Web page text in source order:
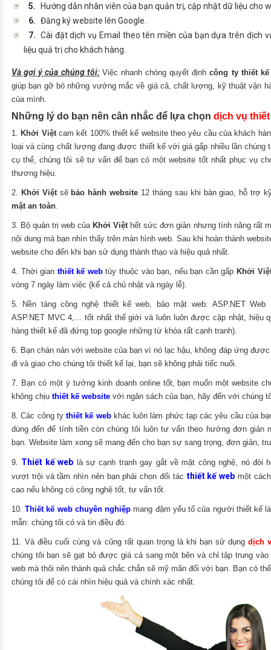
5.
Hướng dẫn nhân viên của bạn quản trị, cập nhật dữ liệu cho
6. Đăng ký website lên Google.
7. Cài đặt dịch vụ Email theo tên miền của bạn dựa trên dịch
liệu quả trị cho khách hàng.
Và gợi ý của chúng tôi: Việc nhanh chóng quyết địnhcông ty thiết kế
giúp bạn gỡ bỏ những vướng mắc về giá cả, chất lượng, kỹ thuật vận
của mình.
Những lý do bạn nên cân nhắc để lựa chọn dịch vụ
1. Khởi Việt cam kết 100% thiết kế website theo yêu cầucủa khách
loại và cùng chất lượng đang được thiết kế với giá gấp nhiều lần chúng
cụ thể, chúng tôi sẽ tư vấn để bạn có một website tốt nhất phục vụ
thương hiệu.
2. Khởi Việtsẽ bảo hành website 12 tháng sau khi bàn giao, hỗ trợ
mật an toàn.
3. Bộ quản trị web của Khởi Việthết sức đơn giản nhưng tính năng rất
nội dung mà bạn nhìn thấy trên màn hình web. Sau khi hoàn thành
website cho đến khi bạn sử dụng thành thạo và hiệu quả nhất.
4. Thời gian thiết kế webtùy thuộc vào bạn, nếu bạn cần gấp Khởi
vòng 7 ngày làm việc (kể cả chủ nhật và ngày lễ).
5. Nền tảng công nghệ thiết kế web, bảo mật web: ASP.NET Web
ASP.NET MVC 4,... tốt nhất thế giới và luôn luôn được cập nhật, hiệu
hàng thiết kế đã đứng top google những từ khóa rất cạnh tranh).
6. Bạn chán nản với website của bạn vì nó lạc hậu, không đáp ứng
đi và giao cho chúng tôi thiết kế lại, bạn sẽ không phải tiếc nuối.
7. Bạn có một ý tưởng kinh doanh online tốt, bạn muốn một website
không chịu thiết kế website với ngân sách của bạn, hãy đến với chúng
8. Các công tythiết kế webkhác luôn làm phức tạp các yêu cầu của
dùng đến để tính tiền còn chúng tôi luôn tư vấn theo hướng đơn giản
bạn. Website làm xong sẽ mang đến cho bạn sự sang trọng, đơn giản,
9. Thiết kế web là sự cạnh tranh gay gắt về mặt công nghệ, nó đòi
vượt trội và tầm nhìn nên bạn phải chọn đối tác thiết kế web một
cao nếu không có công nghệ tốt, tư vấn tốt.
10.Thiết kế web chuyên nghiệp mang đậm yếu tố của người thiết kế
mẫn: chúng tôi có và tin điều đó.
11. Và điều cuối cùng và cũng rất quan trọng là khi bạn sử dụngdịch
chúng tôi bạn sẽ gạt bỏ được giá cả sang một bên và chỉ tập trung
web mà thôi nên thành quả chắc chắn sẽ mỹ mãn đối với bạn. Bạn có
chúng tôi để có cái nhìn hiệu quả và chính xác nhất.